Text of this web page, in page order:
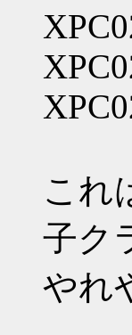
これ
子ク
やれ